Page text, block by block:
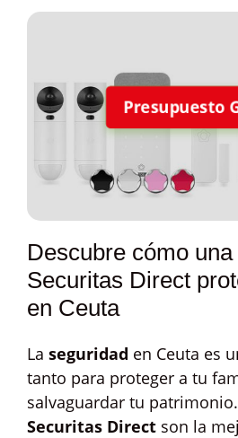
Presupuesto
Descubre cómo
Securitas Direct
en Ceuta
La seguridad en Ceuta es
tanto para proteger a tu
salvaguardar tu patrimonio.
Securitas Direct son la